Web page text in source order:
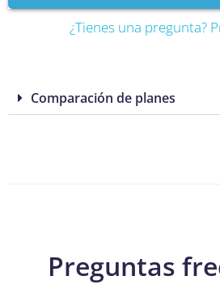
¿Tienes una pregunta?
Comparación de planes
Preguntas